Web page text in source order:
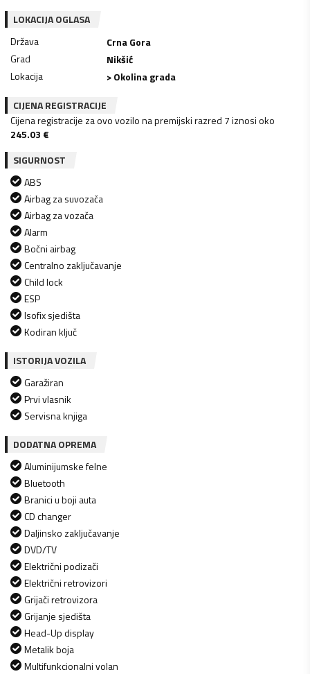
LOKACIJA OGLASA
Država
Crna Gora
Grad
Nikšić
Lokacija
> Okolina grada
CIJENA REGISTRACIJE
Cijena registracije za ovo vozilo na premijski razred 7 iznosi oko
245.03 €
SIGURNOST
ABS
Airbag za suvozača
Airbag za vozača
Alarm
Bočni airbag
Centralno zaključavanje
Child lock
ESP
Isofix sjedišta
Kodiran ključ
ISTORIJA VOZILA
Garažiran
Prvi vlasnik
Servisna knjiga
DODATNA OPREMA
Aluminijumske felne
Bluetooth
Branici u boji auta
CD changer
Daljinsko zaključavanje
DVD/TV
Električni podizači
Električni retrovizori
Grijači retrovizora
Grijanje sjedišta
Head-Up display
Metalik boja
Multifunkcionalni volan